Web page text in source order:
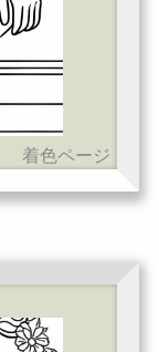
着色ページ